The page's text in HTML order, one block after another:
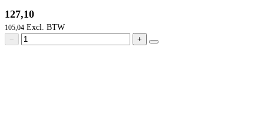
127,10
105,04
− +